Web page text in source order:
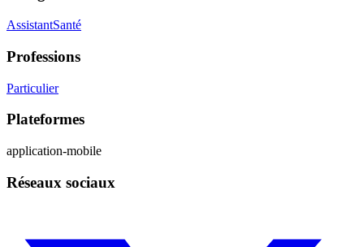
AssistantSanté
Professions
Particulier
Plateformes
application-mobile
Réseaux sociaux